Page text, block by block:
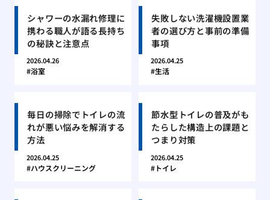
シャワーの水漏れ修理に
携わる職人が語る長持ち
の秘訣と注意点
2026.04.26
浴室
失敗しない洗濯機設置業
者の選び方と事前の準備
事項
2026.04.25
生活
毎日の掃除でトイレの流
れが悪い悩みを解消する
方法
2026.04.25
ハウスクリーニング
節水型トイレの普及がも
たらした構造上の課題と
つまり対策
2026.04.25
トイレ